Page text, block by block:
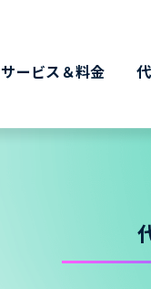
サービス＆料金